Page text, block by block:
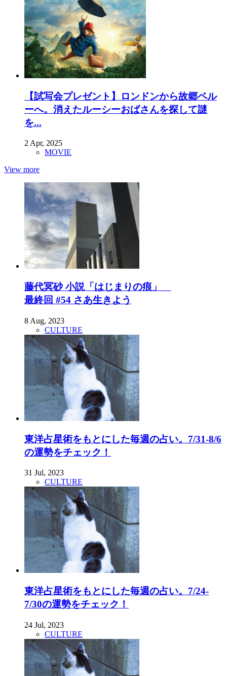
【試写会プレゼント】ロンドンから故郷ペル
ーへ。消えたルーシーおばさんを探して謎
を...
2 Apr, 2025
MOVIE
View more
藤代冥砂 小説「はじまりの痕」
最終回 #54 さあ生きよう
8 Aug, 2023
CULTURE
東洋占星術をもとにした毎週の占い。7/31-8/6
の運勢をチェック！
31 Jul, 2023
CULTURE
東洋占星術をもとにした毎週の占い。7/24-
7/30の運勢をチェック！
24 Jul, 2023
CULTURE